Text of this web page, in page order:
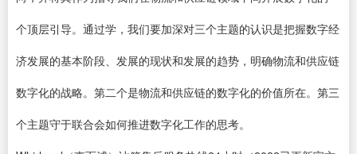
个顶层引导。通过学，我们要加深对三个主题的认识是把握数字经
济发展的基本阶段、发展的现状和发展的趋势，明确物流和供应链
数字化的战略。第二个是物流和供应链的数字化的价值所在。第三
个主题守于联合会如何推进数字化工作的思考。